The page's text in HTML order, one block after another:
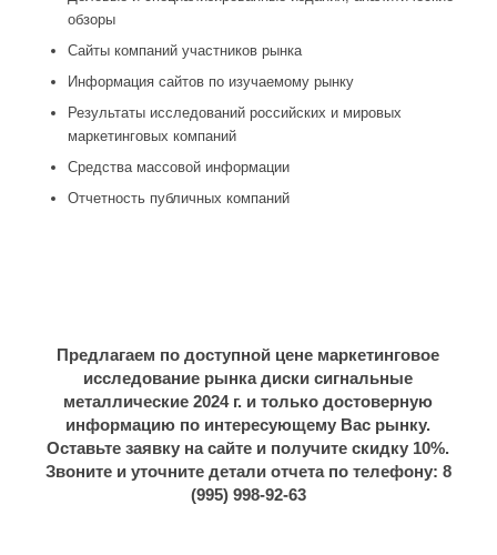
обзоры
Сайты компаний участников рынка
Информация сайтов по изучаемому рынку
Результаты исследований российских и мировых
маркетинговых компаний
Средства массовой информации
Отчетность публичных компаний
Предлагаем по доступной цене маркетинговое
исследование рынка диски сигнальные
металлические 2024 г. и только достоверную
информацию по интересующему Вас рынку.
Оставьте заявку на сайте и получите скидку 10%.
Звоните и уточните детали отчета по телефону: 8
(995) 998-92-63